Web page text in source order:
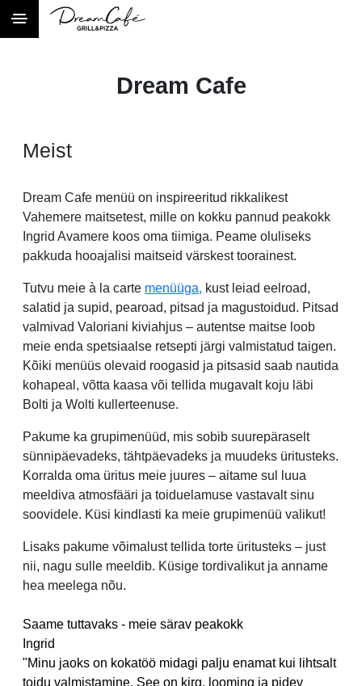
Dream Cafe
Meist
Dream Cafe menüü on inspireeritud rikkalikest
Vahemere maitsetest, mille on kokku pannud peakokk
Ingrid Avamere koos oma tiimiga. Peame oluliseks
pakkuda hooajalisi maitseid värskest toorainest.
Tutvu meie à la carte menüüga, kust leiad eelroad,
salatid ja supid, pearoad, pitsad ja magustoidud. Pitsad
valmivad Valoriani kiviahjus – autentse maitse loob
meie enda spetsiaalse retsepti järgi valmistatud taigen.
Kõiki menüüs olevaid roogasid ja pitsasid saab nautida
kohapeal, võtta kaasa või tellida mugavalt koju läbi
Bolti ja Wolti kullerteenuse.
Pakume ka grupimenüüd, mis sobib suurepäraselt
sünnipäevadeks, tähtpäevadeks ja muudeks üritusteks.
Korralda oma üritus meie juures – aitame sul luua
meeldiva atmosfääri ja toiduelamuse vastavalt sinu
soovidele. Küsi kindlasti ka meie grupimenüü valikut!
Lisaks pakume võimalust tellida torte üritusteks – just
nii, nagu sulle meeldib. Küsige tordivalikut ja anname
hea meelega nõu.
Saame tuttavaks - meie särav peakokk
Ingrid
"Minu jaoks on kokatöö midagi palju enamat kui lihtsalt
toidu valmistamine. See on kirg, looming ja pidev